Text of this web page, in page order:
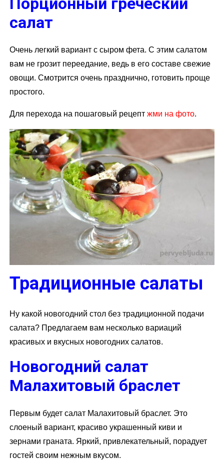
салат
Очень легкий вариант с сыром фета. С этим салатом
вам не грозит переедание, ведь в его составе свежие
овощи. Смотрится очень празднично, готовить проще
простого.
Для перехода на пошаговый рецептжми на фото.
Традиционные салаты
Ну какой новогодний стол без традиционной подачи
салата? Предлагаем вам несколько вариаций
красивых и вкусных новогодних салатов.
Новогодний салат
Малахитовый браслет
Первым будет салат Малахитовый браслет. Это
слоеный вариант, красиво украшенный киви и
зернами граната. Яркий, привлекательный, порадует
гостей своим нежным вкусом.